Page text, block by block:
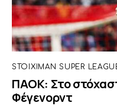
STOIXIMAN SUPER
ΠΑΟΚ: Στο
Φέγενορντ